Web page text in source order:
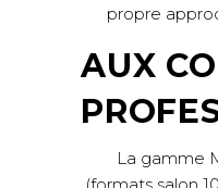
propre
AUX
La gamme